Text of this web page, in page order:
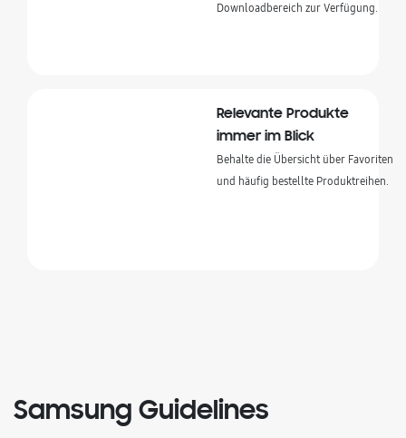
Downloadbereich zur Verfügung.
Relevante Produkte
immer im Blick
Behalte die Übersicht über Favoriten
und häufig bestellte Produktreihen.
Samsung Guidelines